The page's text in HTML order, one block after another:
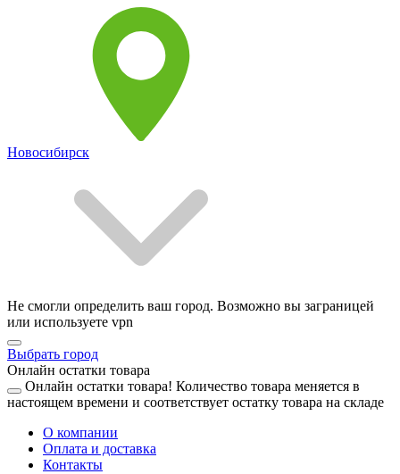
Новосибирск
Не смогли определить ваш город. Возможно вы заграницей
или используете vpn
Выбрать город
Онлайн остатки товара
Онлайн остатки товара! Количество товара меняется в
настоящем времени и соответствует остатку товара на складе
О компании
Оплата и доставка
Контакты